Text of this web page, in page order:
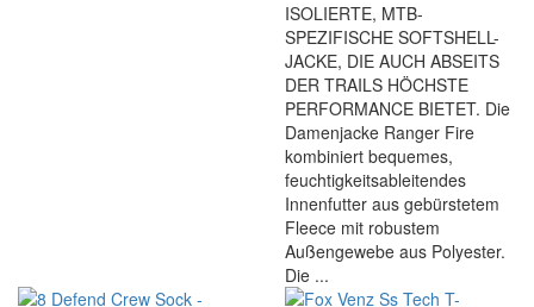
ISOLIERTE, MTB-
SPEZIFISCHE SOFTSHELL-
JACKE, DIE AUCH ABSEITS
DER TRAILS HÖCHSTE
PERFORMANCE BIETET. Die
Damenjacke Ranger Fire
kombiniert bequemes,
feuchtigkeitsableitendes
Innenfutter aus gebürstetem
Fleece mit robustem
Außengewebe aus Polyester.
Die ...